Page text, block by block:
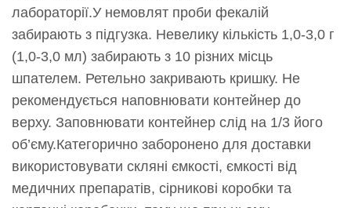
лабораторії.У немовлят проби фекалій
забирають з підгузка. Невелику кількість 1,0-3,0 г
(1,0-3,0 мл) забирають з 10 різних місць
шпателем. Ретельно закривають кришку. Не
рекомендується наповнювати контейнер до
верху. Заповнювати контейнер слід на 1/3 його
об’єму.Категорично заборонено для доставки
використовувати скляні ємкості, ємкості від
медичних препаратів, сірникові коробки та